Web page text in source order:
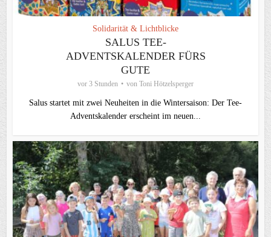
Solidarität & Lichtblicke
SALUS TEE-
ADVENTSKALENDER FÜRS
GUTE
vor 3 Stunden von Toni Hötzelsperger
Salus startet mit zwei Neuheiten in die Wintersaison: Der Tee-
Adventskalender erscheint im neuen...